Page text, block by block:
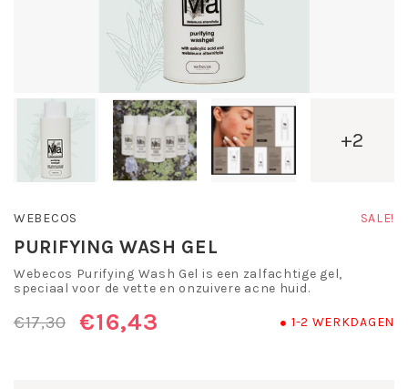
+2
WEBECOS SALE!
PURIFYING WASH GEL
Webecos Purifying Wash Gel is een zalfachtige gel,
speciaal voor de vette en onzuivere acne huid.
€17,30 €16,43 1-2 WERKDAGEN